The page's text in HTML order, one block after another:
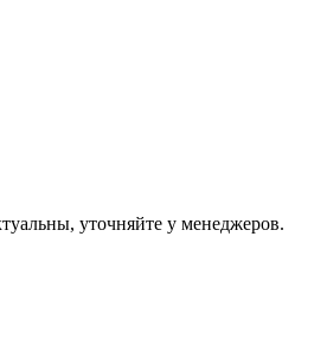
уточняйте у менеджеров.